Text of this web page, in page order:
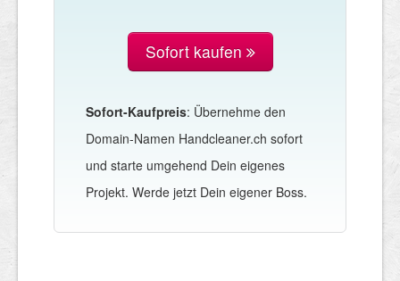
Sofort kaufen
Sofort-Kaufpreis: Übernehme den
Domain-Namen Handcleaner.ch sofort
und starte umgehend Dein eigenes
Projekt. Werde jetzt Dein eigener Boss.